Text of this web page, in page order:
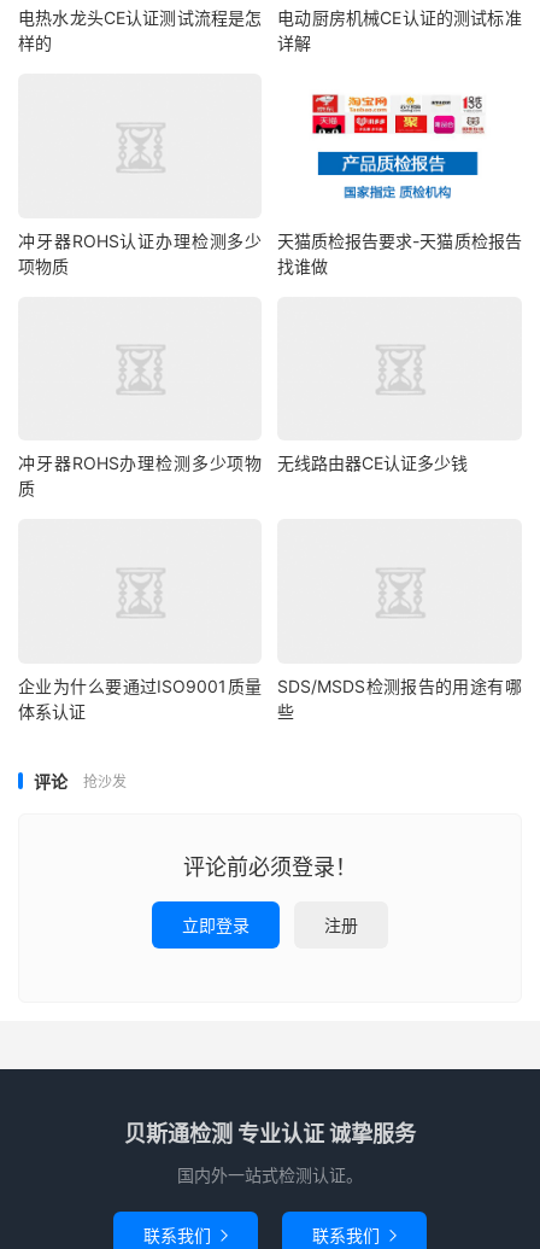
电热水龙头CE认证测试流程是怎
样的
电动厨房机械CE认证的测试标准
详解
冲牙器ROHS认证办理检测多少
项物质
天猫质检报告要求-天猫质检报告
找谁做
冲牙器ROHS办理检测多少项物
质
无线路由器CE认证多少钱
企业为什么要通过ISO9001质量
体系认证
SDS/MSDS检测报告的用途有哪
些
评论 抢沙发
评论前必须登录！
立即登录 注册
贝斯通检测 专业认证 诚挚服务
国内外一站式检测认证。
联系我们  联系我们 